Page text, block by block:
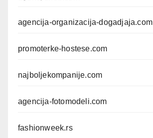
agencija-organizacija-dogadjaja.com
promoterke-hostese.com
najboljekompanije.com
agencija-fotomodeli.com
fashionweek.rs